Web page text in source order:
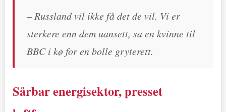
– Russland vil ikke få det de vil. Vi er
sterkere enn dem uansett, sa en kvinne til
BBC i kø for en bolle gryterett.
Sårbar energisektor, presset